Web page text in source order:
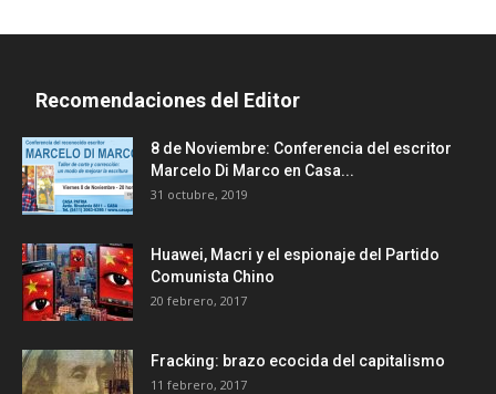
Recomendaciones del Editor
8 de Noviembre: Conferencia del escritor
Marcelo Di Marco en Casa...
31 octubre, 2019
Huawei, Macri y el espionaje del Partido
Comunista Chino
20 febrero, 2017
Fracking: brazo ecocida del capitalismo
11 febrero, 2017